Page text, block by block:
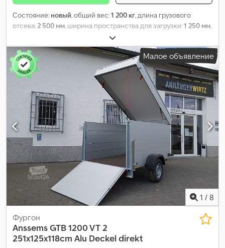
Состояние: новый, общий вес:1 200 кг, длина грузового
отсека:2 500 мм, ширина пространства для загрузки:1 250 мм,
1 180 мм
Малое объявление
1 / 8
Фургон
AnssemsGTB 1200 VT 2
251x125x118cm Alu Deckel direkt